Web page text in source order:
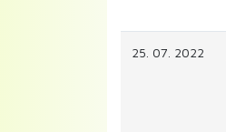
25. 07. 2022